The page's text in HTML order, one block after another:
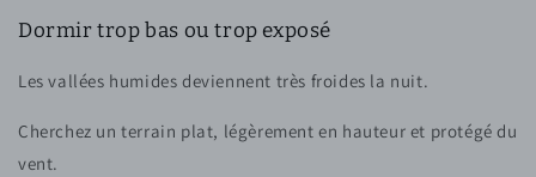
Dormir trop bas ou trop exposé
Les vallées humides deviennent très froides la nuit.
Cherchez un terrain plat, légèrement en hauteur et protégé du
vent.